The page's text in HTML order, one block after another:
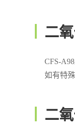
二
CFS-
如有特
二